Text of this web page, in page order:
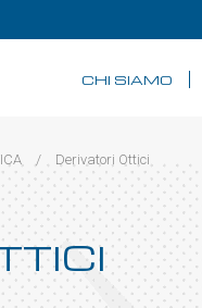
CHI SIAMO
/ Derivatori Ottici